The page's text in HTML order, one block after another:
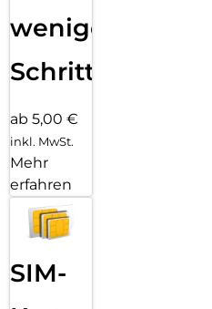
wenigen
Schritten
ab 5,00 €
inkl. MwSt.
Mehr
erfahren
SIM-